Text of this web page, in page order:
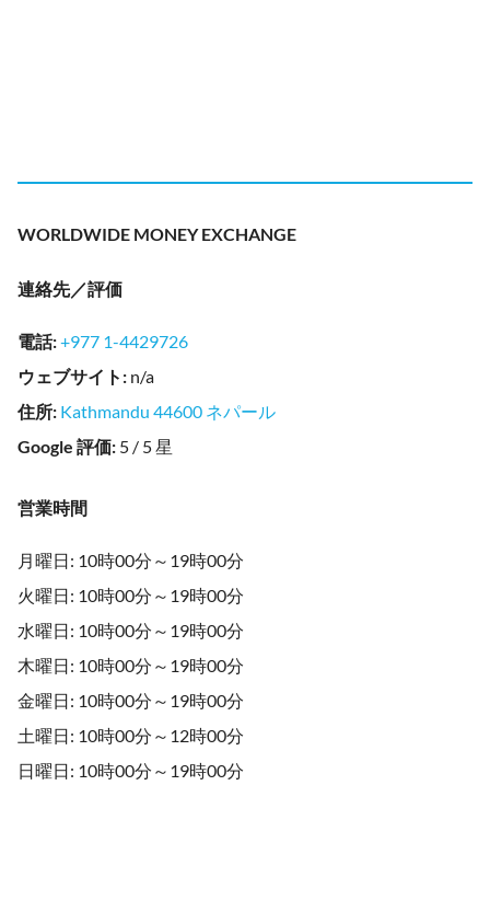
WORLDWIDE MONEY EXCHANGE
連絡先／評価
電話:+977 1-4429726
ウェブサイト : n/a
住所: Kathmandu 44600 ネパール
Google 評価: 5 / 5 星
営業時間
月曜日: 10時00分～19時00分
火曜日: 10時00分～19時00分
水曜日: 10時00分～19時00分
木曜日: 10時00分～19時00分
金曜日: 10時00分～19時00分
土曜日: 10時00分～12時00分
日曜日: 10時00分～19時00分